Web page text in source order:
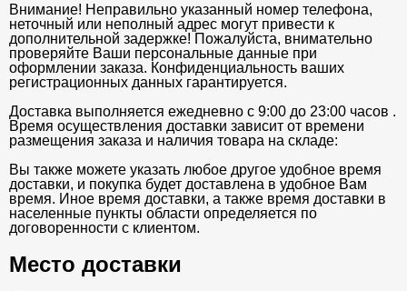
Внимание! Неправильно указанный номер телефона,
неточный или неполный адрес могут привести к
дополнительной задержке! Пожалуйста, внимательно
проверяйте Ваши персональные данные при
оформлении заказа. Конфиденциальность ваших
регистрационных данных гарантируется.
Доставка выполняется ежедневно с 9:00 до 23:00 часов .
Время осуществления доставки зависит от времени
размещения заказа и наличия товара на складе:
Вы также можете указать любое другое удобное время
доставки, и покупка будет доставлена в удобное Вам
время. Иное время доставки, а также время доставки в
населенные пункты области определяется по
договоренности с клиентом.
Место доставки